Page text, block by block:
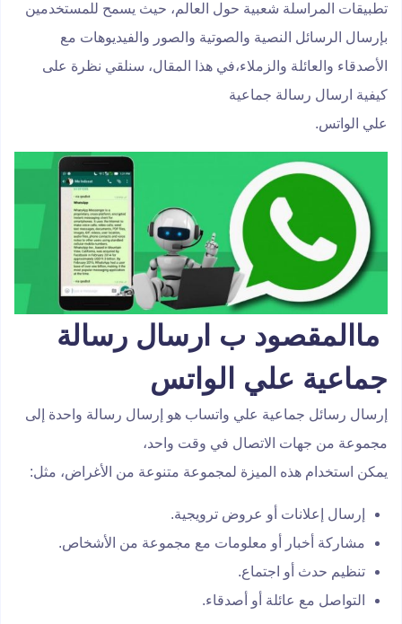
تطبيقات المراسلة شعبية حول العالم، حيث يسمح للمستخدمين
بإرسال الرسائل النصية والصوتية والصور والفيديوهات مع
الأصدقاء والعائلة والزملاء،في هذا المقال، سنلقي نظرة على
كيفية ارسال رسالة جماعية
علي الواتس.
ماالمقصود ب ارسال رسالة
جماعية علي الواتس
إرسال رسائل جماعية علي واتساب هو إرسال رسالة واحدة إلى
مجموعة من جهات الاتصال في وقت واحد،
يمكن استخدام هذه الميزة لمجموعة متنوعة من الأغراض، مثل:
إرسال إعلانات أو عروض ترويجية.
مشاركة أخبار أو معلومات مع مجموعة من الأشخاص.
تنظيم حدث أو اجتماع.
التواصل مع عائلة أو أصدقاء.